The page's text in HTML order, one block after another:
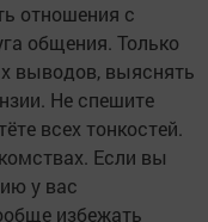
отношения с
общения. Только
выводов, выяснять
Не спешите
всех тонкостей.
Если вы
у вас
избежать